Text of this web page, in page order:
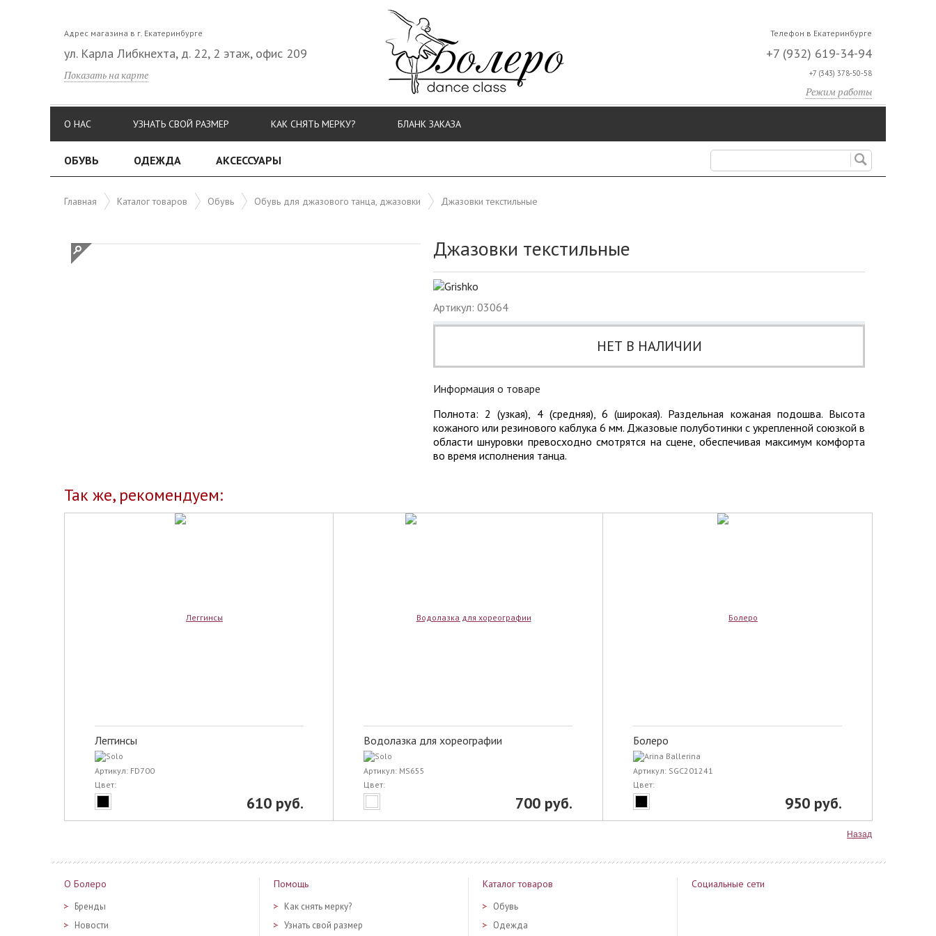
Адрес магазина в г. Екатеринбурге
ул. Карла Либкнехта, д. 22, 2 этаж, офис 209
Показать на карте
Телефон в Екатеринбурге
+7 (932) 619-34-94
+7 (343) 378-50-58
Режим работы
О НАС УЗНАТЬ СВОЙ РАЗМЕР КАК СНЯТЬ МЕРКУ? БЛАНК ЗАКАЗА
ОБУВЬ ОДЕЖДА АКСЕССУАРЫ
Главная Каталог товаров Обувь Обувь для джазового танца, джазовки Джазовки текстильные
Джазовки текстильные
Артикул: 03064
НЕТ В НАЛИЧИИ
Информация о товаре
Полнота: 2 (узкая), 4 (средняя), 6 (широкая). Раздельная кожаная подошва. Высота
кожаного или резинового каблука 6 мм. Джазовые полуботинки с укрепленной союзкой в
области шнуровки превосходно смотрятся на сцене, обеспечивая максимум комфорта
во время исполнения танца.
Так же, рекомендуем:
Леггинсы
Артикул: FD700
610 руб.
Цвет:
Водолазка для хореографии
Артикул: MS655
700 руб.
Цвет:
Болеро
Артикул: SGC201241
950 руб.
Цвет:
Назад
О Болеро
Бренды
Новости
Помощь
Как снять мерку?
Узнать свой размер
Каталог товаров
Обувь
Одежда
Социальные сети